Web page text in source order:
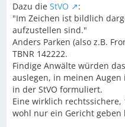
Dazu die StVO
:
"Im Zeichen ist bildlich
aufzustellen sind."
Anders Parken (also z.B.
TBNR 142222.
Findige Anwälte würden
auslegen, in meinen
in der StVO formuliert.
Eine wirklich
wohl nur ein Gericht geben